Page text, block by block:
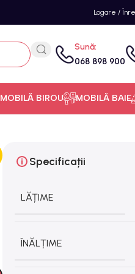
Logare /
Sună:
068 898 900
MOBILĂ BIROU MOBILĂ BAIE
Specificații
LĂȚIME
ÎNĂLȚIME